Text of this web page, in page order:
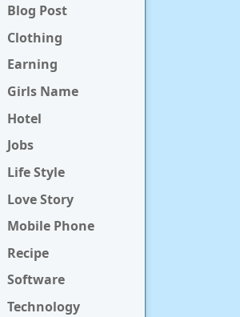
Blog Post
Clothing
Earning
Girls Name
Hotel
Jobs
Life Style
Love Story
Mobile Phone
Recipe
Software
Technology